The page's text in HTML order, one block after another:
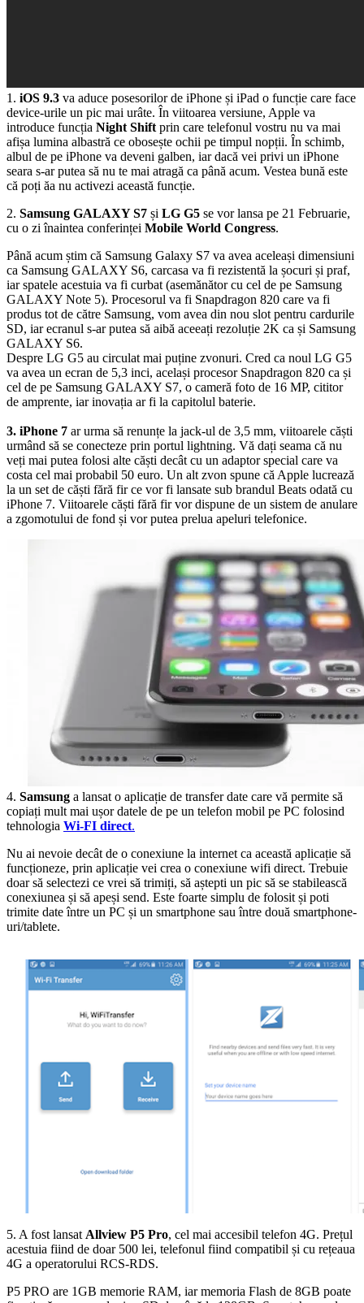
1. iOS 9.3 va aduce posesorilor de iPhone și iPad o funcție care face
device-urile un pic mai urâte. În viitoarea versiune, Apple va
introduce funcția Night Shift prin care telefonul vostru nu va mai
afișa lumina albastră ce obosește ochii pe timpul nopții. În schimb,
albul de pe iPhone va deveni galben, iar dacă vei privi un iPhone
seara s-ar putea să nu te mai atragă ca până acum. Vestea bună este
că poți ăa nu activezi această funcție.
2. Samsung GALAXY S7 și LG G5 se vor lansa pe 21 Februarie,
cu o zi înaintea conferinței Mobile World Congress.
Până acum știm că Samsung Galaxy S7 va avea aceleași dimensiuni
ca Samsung GALAXY S6, carcasa va fi rezistentă la șocuri și praf,
iar spatele acestuia va fi curbat (asemănător cu cel de pe Samsung
GALAXY Note 5). Procesorul va fi Snapdragon 820 care va fi
produs tot de către Samsung, vom avea din nou slot pentru cardurile
SD, iar ecranul s-ar putea să aibă aceeați rezoluție 2K ca și Samsung
GALAXY S6.
Despre LG G5 au circulat mai puține zvonuri. Cred ca noul LG G5
va avea un ecran de 5,3 inci, același procesor Snapdragon 820 ca și
cel de pe Samsung GALAXY S7, o cameră foto de 16 MP, cititor
de amprente, iar inovația ar fi la capitolul baterie.
3. iPhone 7 ar urma să renunțe la jack-ul de 3,5 mm, viitoarele căști
urmând să se conecteze prin portul lightning. Vă dați seama că nu
veți mai putea folosi alte căști decât cu un adaptor special care va
costa cel mai probabil 50 euro. Un alt zvon spune că Apple lucrează
la un set de căști fără fir ce vor fi lansate sub brandul Beats odată cu
iPhone 7. Viitoarele căști fără fir vor dispune de un sistem de anulare
a zgomotului de fond și vor putea prelua apeluri telefonice.
4. Samsung a lansat o aplicație de transfer date care vă permite să
copiați mult mai ușor datele de pe un telefon mobil pe PC folosind
tehnologia Wi-FI direct.
Nu ai nevoie decât de o conexiune la internet ca această aplicație să
funcționeze, prin aplicație vei crea o conexiune wifi direct. Trebuie
doar să selectezi ce vrei să trimiți, să aștepti un pic să se stabilească
conexiunea și să apeși send. Este foarte simplu de folosit și poti
trimite date între un PC și un smartphone sau între două smartphone-
uri/tablete.
5. A fost lansat Allview P5 Pro, cel mai accesibil telefon 4G. Prețul
acestuia fiind de doar 500 lei, telefonul fiind compatibil și cu rețeaua
4G a operatorului RCS-RDS.
P5 PRO are 1GB memorie RAM, iar memoria Flash de 8GB poate